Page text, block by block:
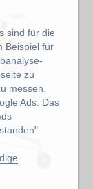
sind für die
Beispiel für
zu
messen.
Ads. Das